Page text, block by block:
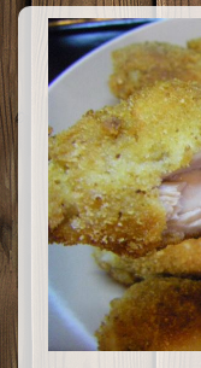
щом добавя и
златисто,
фурната.
много вкусни.
така и за
приготвят с
у дома. Ако и
домашни